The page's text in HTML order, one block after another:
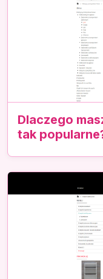
Dlaczego
tak